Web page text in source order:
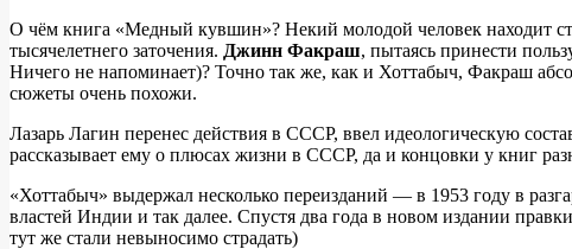
О чём книга «Медный кувшин»? Некий молодой человек находит
тысячелетнего заточения. Джинн Факраш, пытаясь принести
Ничего не напоминает)? Точно так же, как и Хоттабыч, Факраш
сюжеты очень похожи.
Лазарь Лагин перенес действия в СССР, ввел идеологическую
рассказывает ему о плюсах жизни в СССР, да и концовки у книг
«Хоттабыч» выдержал несколько переизданий — в 1953 году в
властей Индии и так далее. Спустя два года в новом издании
тут же стали невыносимо страдать)